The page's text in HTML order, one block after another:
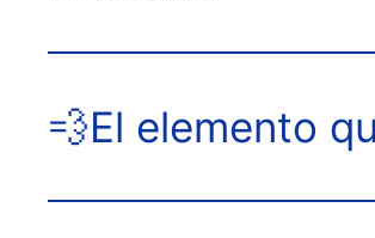
💨El elemento